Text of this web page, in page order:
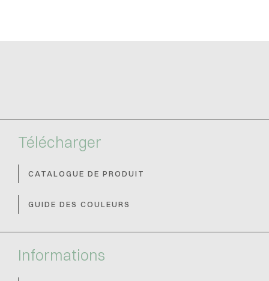
Télécharger
CATALOGUE DE PRODUIT
GUIDE DES COULEURS
Informations